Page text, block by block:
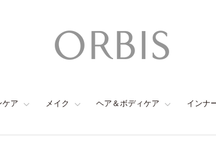
ケア メイク ヘア＆ボディケア インナ